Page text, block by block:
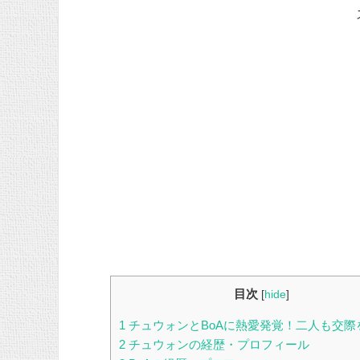
目次 [hide]
1 チュウォンとBoAに熱愛発覚！二人も交際
2 チュウォンの経歴・プロフィール